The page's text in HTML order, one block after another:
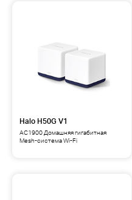
Halo H50G V1
AC1900 Домашняя гигабитная
Mesh-система Wi-Fi